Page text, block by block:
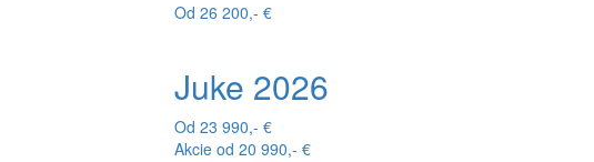
Od 26 200,- €
Juke 2026
Od 23 990,- €
Akcie od 20 990,- €